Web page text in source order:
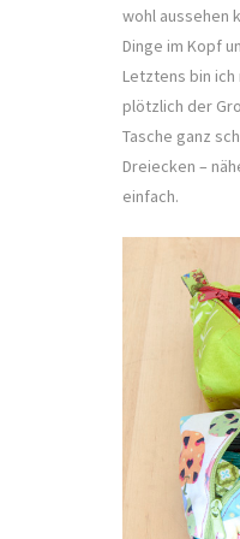
wohl aussehen
Dinge im Kopf
Letztens bin
plötzlich der
Tasche ganz
Dreiecken –
einfach.